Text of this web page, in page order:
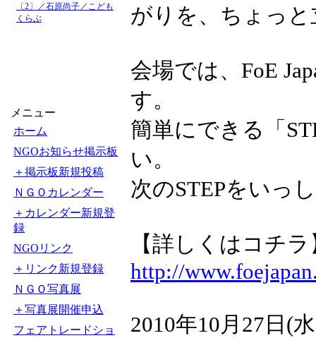
〔2〕／石原尚子／こども
くらぶ
メニュー
ホーム
NGOお知らせ掲示板
＋掲示板新規投稿
ＮＧＯカレンダー
＋カレンダー新規登
録
NGOリンク
＋リンク新規登録
ＮＧＯ写真展
＋写真展開催申込
フェアトレードショ
がりを、ちょっ
会場では、FoE
す。
簡単にできる「
い。
次のSTEPをいっ
【詳しくはコチラ
http://
2010年10月27日(